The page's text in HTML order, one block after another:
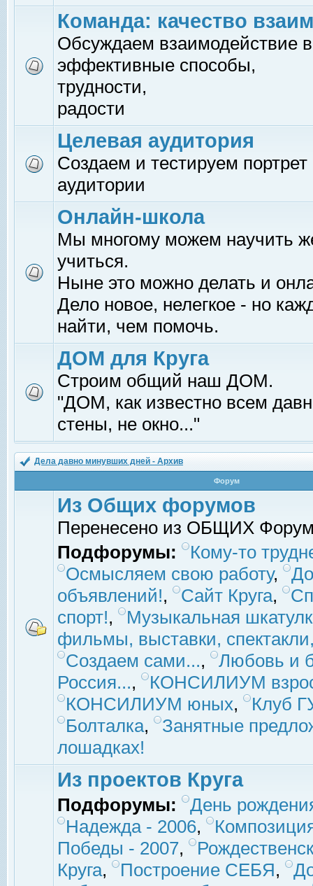
Команда: качество
Обсуждаем взаимодействие
эффективные способы,
трудности,
радости
Целевая аудитория
Создаем и тестируем
аудитории
Онлайн-школа
Мы многому можем научить
учиться.
Ныне это можно делать и
Дело новое, нелегкое - но
найти, чем помочь.
ДОМ для Круга
Строим общий наш ДОМ.
"ДОМ, как известно всем
стены, не окно..."
Дела давно минувших дней - Архив
Форум
Из Общих форумов
Перенесено из ОБЩИХ
Подфорумы:
Кому-то
Осмысляем свою работу,
объявлений!, Сайт Круга,
спорт!,
Музыкальная
фильмы, выставки,
Создаем сами...,
Любовь и
Россия...,
КОНСИЛИУМ
КОНСИЛИУМ юных,
Клуб
Болталка,
Занятные
лошадках!
Из проектов Круга
Подфорумы:
День
Надежда - 2006,
Победы - 2007,
Круга, Построение СЕБЯ,